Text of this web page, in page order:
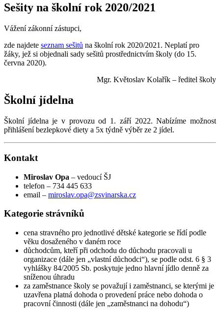
Sešity na školní rok 2020/2021
Vážení zákonní zástupci,
zde najdete seznam sešitů na školní rok 2020/2021. Neplatí pro
žáky, jež si objednali sady sešitů prostřednictvím školy (do 15.
června 2020).
Mgr. Květoslav Kolařík – ředitel školy
Školní jídelna
Školní jídelna je v provozu od 1. září 2022. Nabízíme možnost
přihlášení bezlepkové diety a 5x týdně výběr ze 2 jídel.
Kontakt
Miroslav Opa – vedoucí ŠJ
telefon – 734 445 633
email – miroslav.opa@zsvinarska.cz
Kategorie strávníků
cena stravného pro jednotlivé dětské kategorie se řídí podle
věku dosaženého v daném roce
důchodcům, kteří při odchodu do důchodu pracovali u
organizace (dále jen „vlastní důchodci“), se podle odst. 6 § 3
vyhlášky 84/2005 Sb. poskytuje jedno hlavní jídlo denně za
sníženou úhradu
za zaměstnance školy se považují i zaměstnanci, se kterými je
uzavřena platná dohoda o provedení práce nebo dohoda o
pracovní činnosti (dále jen „zaměstnanci na dohodu“)